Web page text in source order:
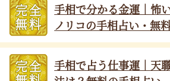
手相で分かる金運｜怖
ノリコの手相占い・無
手相で占う仕事運｜天